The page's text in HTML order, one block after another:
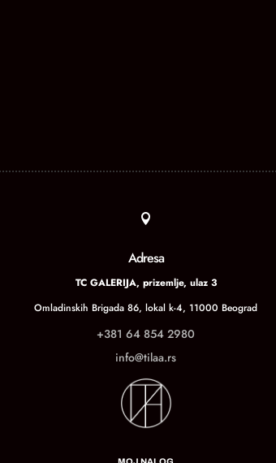

Adresa
TC GALERIJA, prizemlje, ulaz 3
Omladinskih Brigada 86, lokal k-4, 11000 Beograd
+381 64 854 2980
info@tilaa.rs